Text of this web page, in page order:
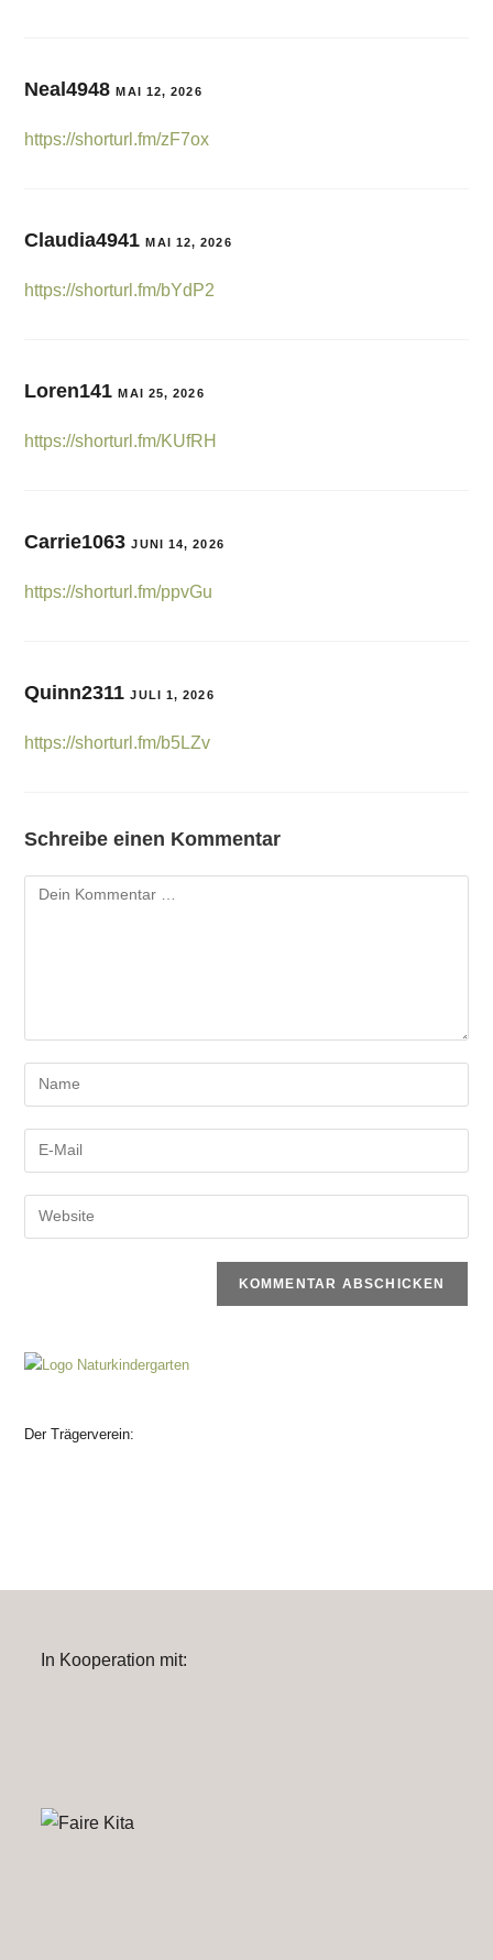
Neal4948MAI 12, 2026
https://shorturl.fm/zF7ox
Claudia4941MAI 12, 2026
https://shorturl.fm/bYdP2
Loren141MAI 25, 2026
https://shorturl.fm/KUfRH
Carrie1063JUNI 14, 2026
https://shorturl.fm/ppvGu
Quinn2311JULI 1, 2026
https://shorturl.fm/b5LZv
Schreibe einen Kommentar
Der Trägerverein:
In Kooperation mit: